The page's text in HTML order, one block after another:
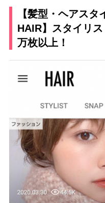
【髪型・ヘアス
HAIR】スタイリ
万枚以上！